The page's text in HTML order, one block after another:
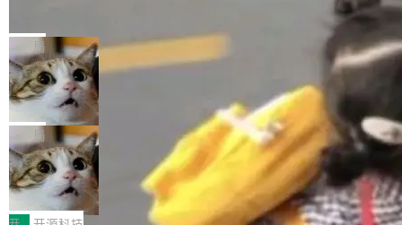
库之一。你的操作系统、浏览器、无数的基础设
施软件，很可能都在用它。而过去十年，维护它
的人一直在用业余...
gi?id=2019042">Bug&nbsp;2019042</a>）</l
i> <li>现在，助手可以直接使用 Exa 的网络搜索
结果回答问题，而无需将问题转交给搜索引擎。
（<a href="https://bugzilla.mozilla.org/show_
bug.cgi?id=204...
的 npm 包。项目的核心论点是：容器不适合 Ag
ent 计算。真正适合的，是 Isolate。 Cloudflare
工程师在这件事上没什么可谦虚的——他们用 W
orkers 跑了十年 Isolate。用 CEO Matthew Pri
nce 的话说：「我们一生都在用 Isolate 运行代
码，而 AI Agent 不需要容器，它们需要的是 Iso
late。」 容器为什么不合适 容器的问题在于启动
和销毁都太重了。一个 Agent 要执行的任务可能
只需要几毫秒的 CPU 时间，但容器从冷启动到
局
OpenAI 公开邮件和聊天记录回应苹果
诉讼，称“Apple is getting this wron
g”
上个月，苹果一纸诉状把 OpenAI 告上法庭，指
控其挖角苹果前员工并窃取商业秘密。苹果的诉
状把 OpenAI 描述成一个系统性地从前东家挖
人、套取机密信息的对手。 OpenAI 没发律师
函，也没选择庭外沉默。它在官网贴了一篇博
文，标题只有六个字：Apple is getting this wro
局
HUAWEI MatePad Edge上架WorkBu
ddy鸿蒙PC版，说话就能干活的AI办公
搭子
全能AI工作台WorkBuddy鸿蒙PC版上架HUAWE
I MatePad Edge应用市场，直接下载即可使